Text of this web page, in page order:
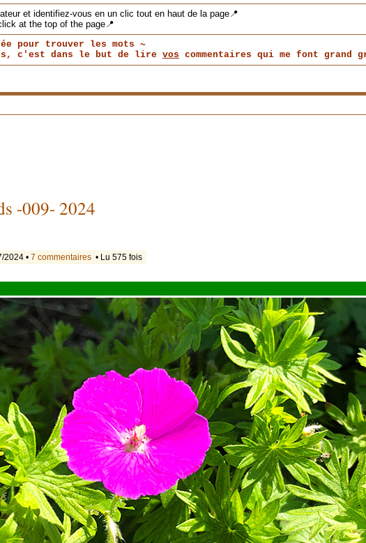
et identifiez-vous en un clic tout en haut de la page📍
at the top of the page📍
pour trouver les mots ~
c'est dans le but de lire vos commentaires qui me font grand
-009- 2024
2024 • 7 commentaires • Lu 575 fois